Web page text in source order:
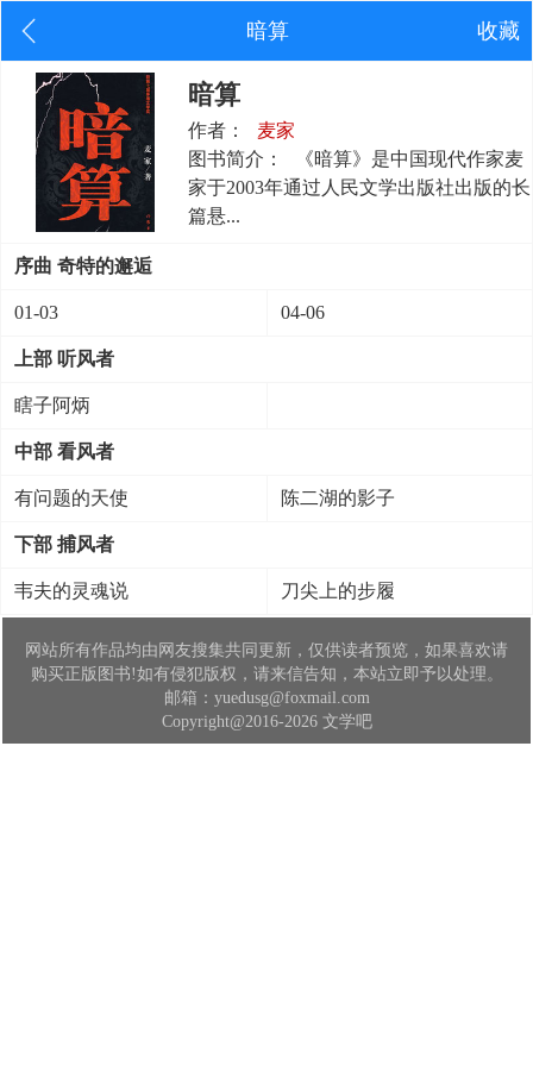
暗算 收藏
暗算
作者：
麦家
图书简介：
《暗算》是中国现代作家麦
家于2003年通过人民文学出版社出版的长
篇悬...
序曲 奇特的邂逅
01-03 04-06
上部 听风者
瞎子阿炳
中部 看风者
有问题的天使 陈二湖的影子
下部 捕风者
韦夫的灵魂说 刀尖上的步履
网站所有作品均由网友搜集共同更新，仅供读者预览，如果喜欢请
购买正版图书!如有侵犯版权，请来信告知，本站立即予以处理。
邮箱：yuedusg@foxmail.com
Copyright@2016-2026 文学吧